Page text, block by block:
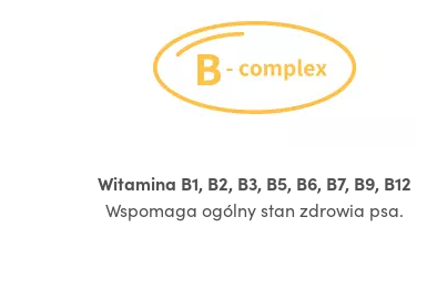
Witamina B1, B2, B3, B5, B6, B7, B9, B12
Wspomaga ogólny stan zdrowia psa.